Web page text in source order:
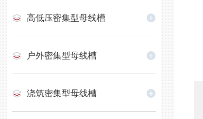
高低压密集型母线槽
户外密集型母线槽
浇筑密集型母线槽